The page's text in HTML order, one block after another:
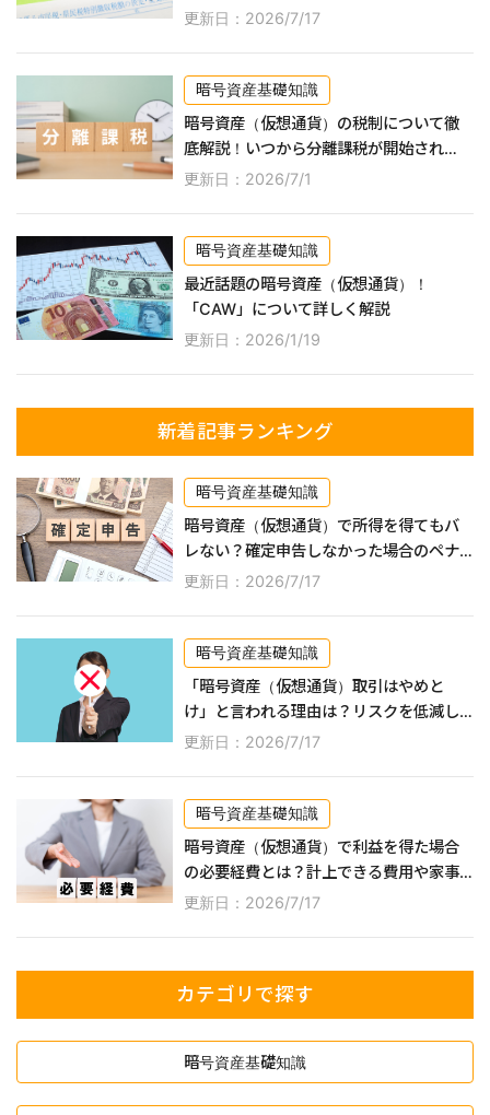
するやり方などを紹介
更新日：2026/7/17
暗号資産基礎知識
暗号資産（仮想通貨）の税制について徹
底解説！いつから分離課税が開始され
る？
更新日：2026/7/1
暗号資産基礎知識
最近話題の暗号資産（仮想通貨）！
「CAW」について詳しく解説
更新日：2026/1/19
新着記事ランキング
暗号資産基礎知識
暗号資産（仮想通貨）で所得を得てもバ
レない？確定申告しなかった場合のペナ
ルティなどを詳しく解説！
更新日：2026/7/17
暗号資産基礎知識
「暗号資産（仮想通貨）取引はやめと
け」と言われる理由は？リスクを低減し
ながら利益を得る方法なども紹介！
更新日：2026/7/17
暗号資産基礎知識
暗号資産（仮想通貨）で利益を得た場合
の必要経費とは？計上できる費用や家事
按分の方法などを解説！
更新日：2026/7/17
カテゴリで探す
暗号資産基礎知識